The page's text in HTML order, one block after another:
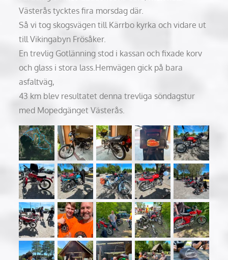
Västerås tycktes fira morsdag där.
Så vi tog skogsvägen till Kärrbo kyrka och vidare ut
till Vikingabyn Frösåker.
En trevlig Gotlänning stod i kassan och fixade korv
och glass i stora lass. Hemvägen gick på bara
asfaltväg,
43 km blev resultatet denna trevliga söndagstur
med Mopedgänget Västerås.